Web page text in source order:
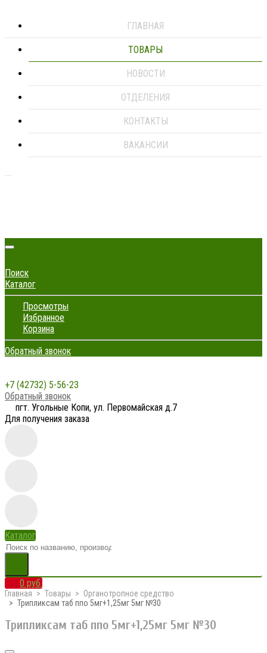
ГЛАВНАЯ
ТОВАРЫ
НОВОСТИ
ОТДЕЛЕНИЯ
КОНТАКТЫ
ВАКАНСИИ
Поиск
Каталог
Просмотры
Избранное
Корзина
Обратный звонок
+7 (42732) 5-56-23
Обратный звонок
пгт. Угольные Копи, ул. Первомайская д.7
Для получения заказа
Каталог
0 руб.
Главная Товары
Органотропное средство
Трипликсам таб ппо 5мг+1,25мг 5мг №30
Трипликсам таб ппо 5мг+1,25мг 5мг №30